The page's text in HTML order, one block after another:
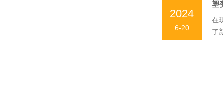
2024
6-20
塑
在
了